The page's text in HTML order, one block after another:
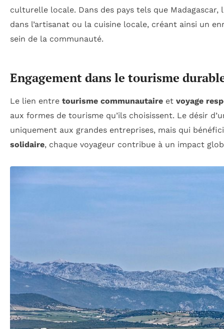
culturelle locale. Dans des pays tels que
dans l’artisanat ou la cuisine locale, créant ainsi un
sein de la communauté.
Engagement dans le tourisme
Le lien entre tourisme communautaire et voyage
aux formes de tourisme qu’ils choisissent. Le désir
uniquement aux grandes entreprises, mais qui
solidaire, chaque voyageur contribue à un impact